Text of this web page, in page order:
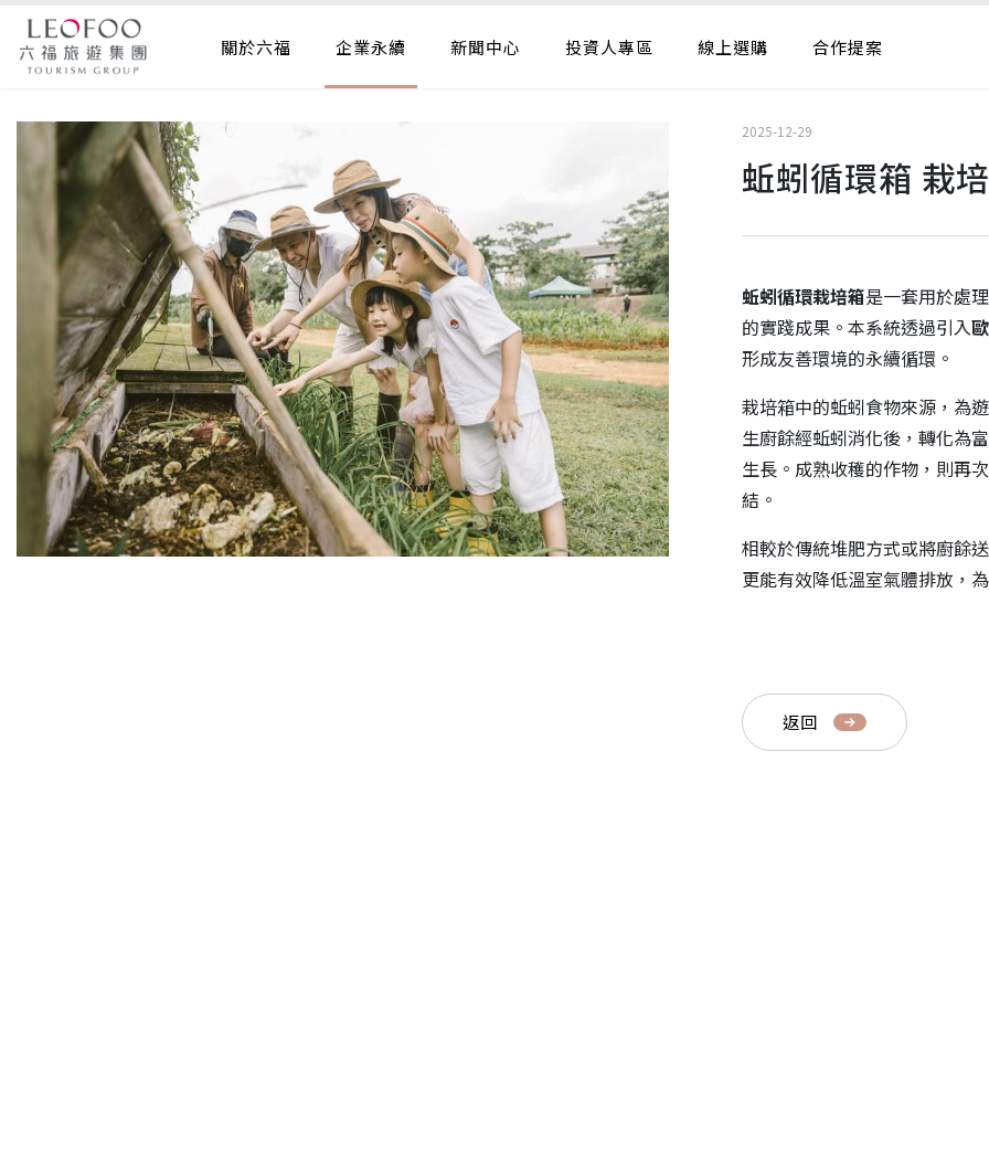
關於六福 企業永續 新聞中心 投資人專區 線上選購 合作提案
2025-12-29
蚯蚓循環箱 栽
蚯蚓循環栽培箱是一套用於處
的實踐成果。本系統透過引入
形成友善環境的永續循環。
栽培箱中的蚯蚓食物來源，為
生廚餘經蚯蚓消化後，轉化為
生長。成熟收穫的作物，則
結。
相較於傳統堆肥方式或將廚餘
更能有效降低溫室氣體排放，
返回